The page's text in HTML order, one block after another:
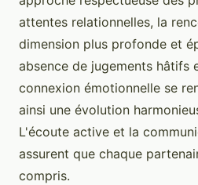
attentes relationnelles, la
dimension plus profonde et
absence de jugements hâtifs
connexion émotionnelle se
ainsi une évolution
L'écoute active et la
assurent que chaque
compris.